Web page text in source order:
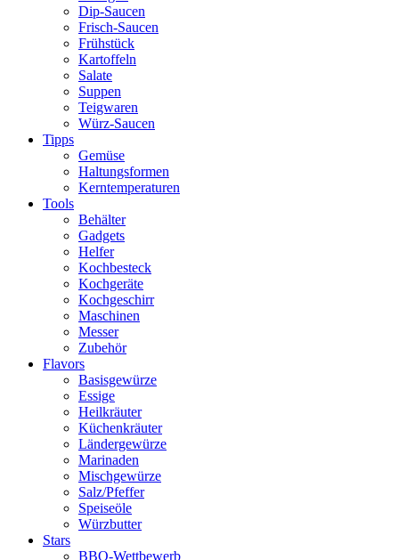
Dip-Saucen
Frisch-Saucen
Frühstück
Kartoffeln
Salate
Suppen
Teigwaren
Würz-Saucen
Tipps
Gemüse
Haltungsformen
Kerntemperaturen
Tools
Behälter
Gadgets
Helfer
Kochbesteck
Kochgeräte
Kochgeschirr
Maschinen
Messer
Zubehör
Flavors
Basisgewürze
Essige
Heilkräuter
Küchenkräuter
Ländergewürze
Marinaden
Mischgewürze
Salz/Pfeffer
Speiseöle
Würzbutter
Stars
BBQ-Wettbewerb